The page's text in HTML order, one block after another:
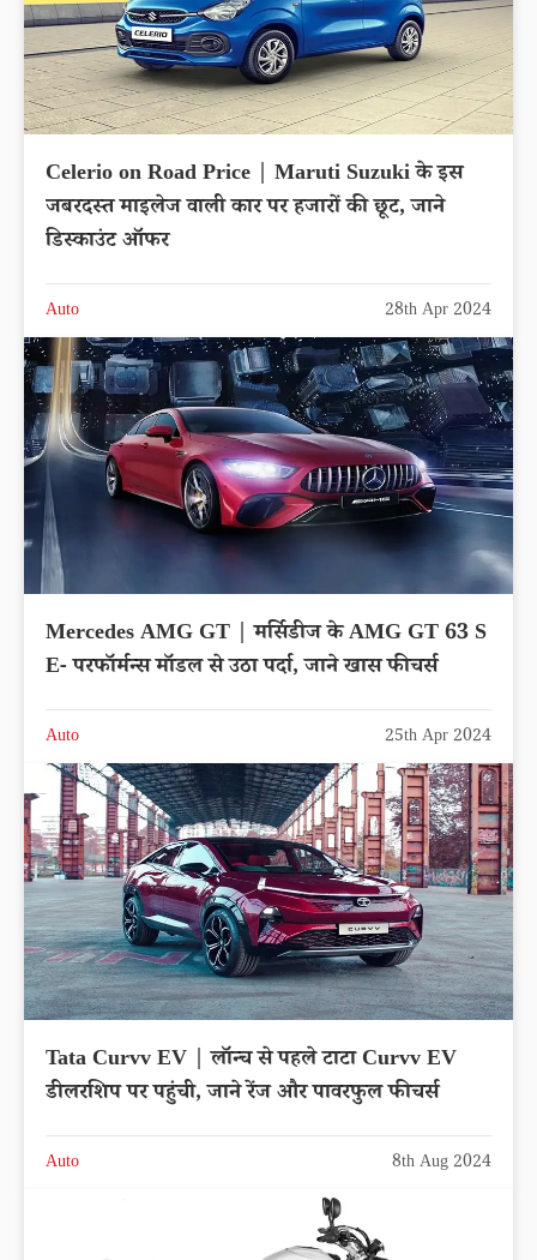
Celerio on Road Price | Maruti Suzuki के इस
जबरदस्त माइलेज वाली कार पर हजारों की छूट, जाने
डिस्काउंट ऑफर
Auto 28th Apr 2024
Mercedes AMG GT | मर्सिडीज के AMG GT 63 S
E- परफॉर्मन्स मॉडल से उठा पर्दा, जाने खास फीचर्स
Auto 25th Apr 2024
Tata Curvv EV | लॉन्च से पहले टाटा Curvv EV
डीलरशिप पर पहुंची, जाने रेंज और पावरफुल फीचर्स
Auto 8th Aug 2024